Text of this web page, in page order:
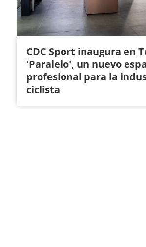
CDC Sport inaugura en
'Paralelo', un nuevo
profesional para la
ciclista